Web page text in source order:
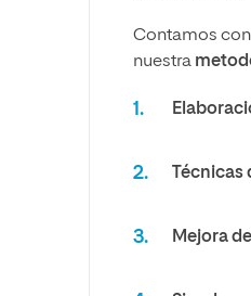
Contamos
nuestra
Mejora